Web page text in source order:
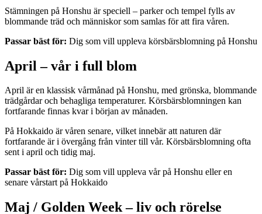
Stämningen på Honshu är speciell – parker och tempel fylls av
blommande träd och människor som samlas för att fira våren.
Passar bäst för: Dig som vill uppleva körsbärsblomning på Honshu
April – vår i full blom
April är en klassisk vårmånad på Honshu, med grönska, blommande
trädgårdar och behagliga temperaturer. Körsbärsblomningen kan
fortfarande finnas kvar i början av månaden.
På Hokkaido är våren senare, vilket innebär att naturen där
fortfarande är i övergång från vinter till vår. Körsbärsblomning ofta
sent i april och tidig maj.
Passar bäst för: Dig som vill uppleva vår på Honshu eller en
senare vårstart på Hokkaido
Maj / Golden Week – liv och rörelse